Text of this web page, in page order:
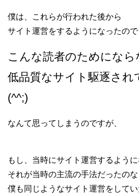
僕は、これらが行われた後から
サイト運営をするようになったので
こんな読者のためになら
低品質なサイト駆逐され
(^^;)
なんて思ってしまうのですが、
もし、当時にサイト運営するよう
それが当時の主流の手法だったのな
僕も同じようなサイト運営をして